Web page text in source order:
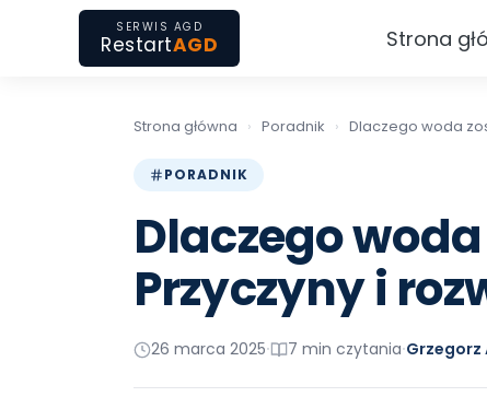
Strona
SERWIS AGD
RestartAGD
Strona główna › Poradnik › Dlaczego woda
PORADNIK
Dlaczego
Przyczyny i
26 marca 2025• 7 min czytania•Grzegorz